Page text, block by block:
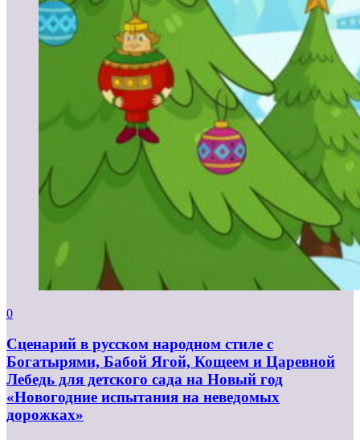
0
Сценарий в русском народном стиле с
Богатырями, Бабой Ягой, Кощеем и Царевной
Лебедь для детского сада на Новый год
«Новогодние испытания на неведомых
дорожках»